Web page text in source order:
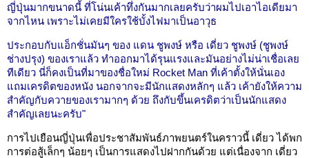
ญี่ปุ่นมากขนาดนี้ ที่โน่นเค้าทึ่งกันมากเลยครับว่าผมไปเอาไอเดียมา
จากไหน เพราะไม่เคยมีใครใช้บั้งไฟมาเป็นอาวุธ
ประกอบกับแอ็กชั่นมันๆ ของ แดน ชูพงษ์ หรือ เดี่ยว ชูพงษ์ (ชูพงษ์
ช่างปรุง) ของเราแล้ว ทำออกมาได้รุนแรงและมันอย่างไม่น่าเชื่อเลย
ทีเดียว นี่ก็คงเป็นที่มาของชื่อใหม่ Rocket Man ที่เค้าตั้งให้นั่นเอง
แถมเครดิตของหนัง นอกจากจะมีนักแสดงหลักๆ แล้ว เค้ายังให้ความ
สำคัญกับควายของเรามากๆ ด้วย ถึงกับขึ้นเครดิตว่าเป็นนักแสดง
สำคัญเลยนะครับ"
การไปเยือนญี่ปุ่นเพื่อประชาสัมพันธ์ภาพยนตร์ในคราวนี้ เดี่ยว ได้พก
การต่อสู้เล็กๆ น้อยๆ เป็นการแสดงไปฝากกันด้วย แต่เนื่องจาก เดี่ยว